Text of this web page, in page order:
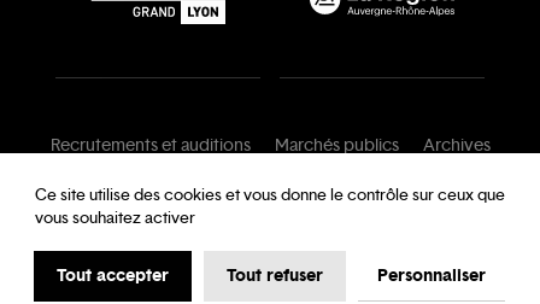
Recrutements et auditions Marchés publics
Archives
Mentions légales
Conditions générales
Charte de modération
Protection des données
Accessibilité : partiellement conforme
Cookies
Ce site utilise des cookies et vous donne le contrôle sur ceux que
vous souhaitez activer
Tout accepter Tout refuser Personnaliser